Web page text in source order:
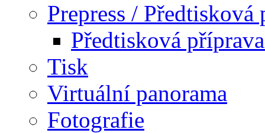
Prepress / Předtisková
Předtisková
Tisk
Virtuální panorama
Fotografie